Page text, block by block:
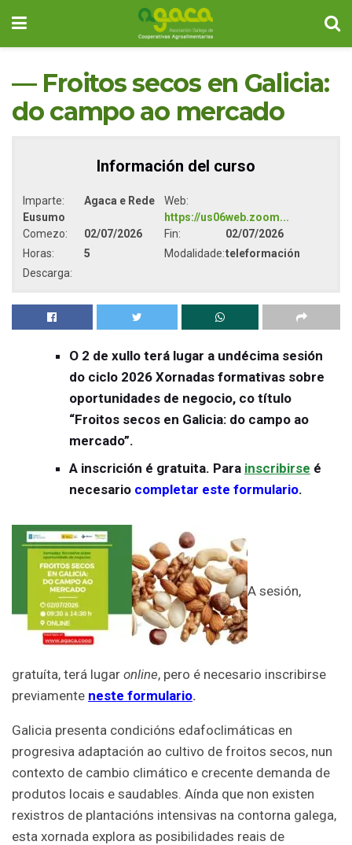
— Froitos secos en Galicia:
do campo ao mercado
Información del curso
Imparte:
Agaca e Rede
Eusumo
Web:
https://us06web.zoom...
Comezo:
02/07/2026 Fin:
02/07/2026
Horas:
5 Modalidade:teleformación
Descarga:
O 2 de xullo terá lugar a undécima sesión
do ciclo 2026 Xornadas formativas sobre
oportunidades de negocio, co título
“Froitos secos en Galicia: do campo ao
mercado”.
A inscrición é gratuita. Para inscribirse é
necesario completar este formulario.
A sesión,
gratuíta, terá lugar online, pero é necesario inscribirse
previamente neste formulario.
Galicia presenta condicións edafoclimáticas en
progresiva adaptación ao cultivo de froitos secos, nun
contexto de cambio climático e crecente demanda de
produtos locais e saudables. Aínda que non existen
rexistros de plantacións intensivas na contorna galega,
esta xornada explora as posibilidades reais de